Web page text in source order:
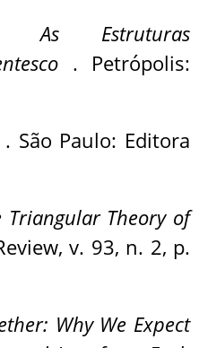
C.As Estruturas
. Petrópolis:
. São Paulo: Editora
Triangular Theory of
v. 93, n. 2, p.
Why We Expect